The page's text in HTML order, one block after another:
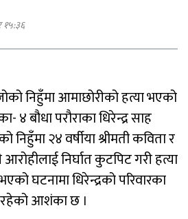
शुद्धीकरण र पुनर्गठनका लागि
प्रदेशबाट सुझाव सङ्कलन थाल्यो
१५:३६
निहुँमा आमाछोरीको हत्या भएको
४ बौधा परौराका धिरेन्द्र साह
निहुँमा २४ वर्षीया श्रीमती कविता र
निर्घात कुटपिट गरी हत्या
घटनामा धिरेन्द्रको परिवारका
आशंका छ ।